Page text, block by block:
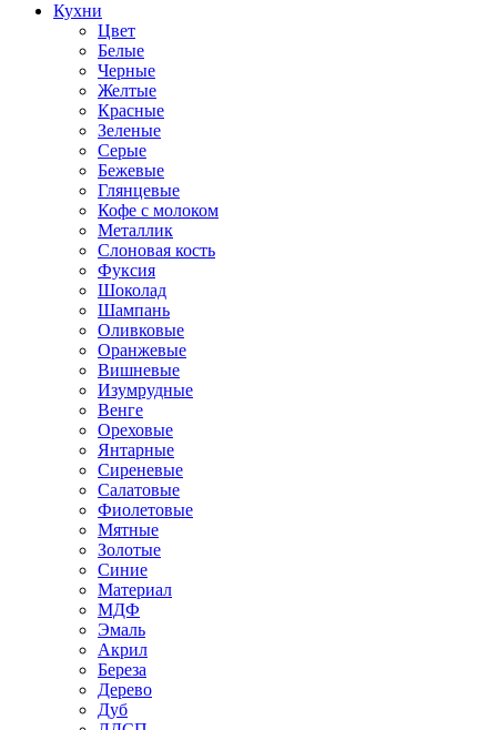
Кухни
Цвет
Белые
Черные
Желтые
Красные
Зеленые
Серые
Бежевые
Глянцевые
Кофе с молоком
Металлик
Слоновая кость
Фуксия
Шоколад
Шампань
Оливковые
Оранжевые
Вишневые
Изумрудные
Венге
Ореховые
Янтарные
Сиреневые
Салатовые
Фиолетовые
Мятные
Золотые
Синие
Материал
МДФ
Эмаль
Акрил
Береза
Дерево
Дуб